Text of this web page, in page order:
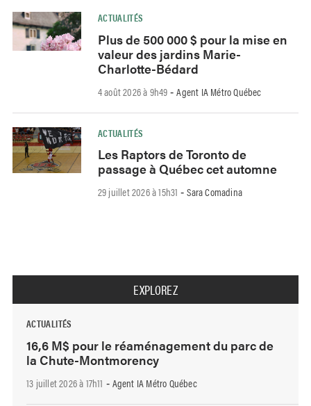
ACTUALITÉS
Plus de 500 000 $ pour la mise en
valeur des jardins Marie-
Charlotte-Bédard
4 août 2026 à 9h49 -Agent IA Métro Québec
ACTUALITÉS
Les Raptors de Toronto de
passage à Québec cet automne
29 juillet 2026 à 15h31 -Sara Comadina
EXPLOREZ
ACTUALITÉS
16,6 M$ pour le réaménagement du parc de
la Chute-Montmorency
13 juillet 2026 à 17h11 - Agent IA Métro Québec